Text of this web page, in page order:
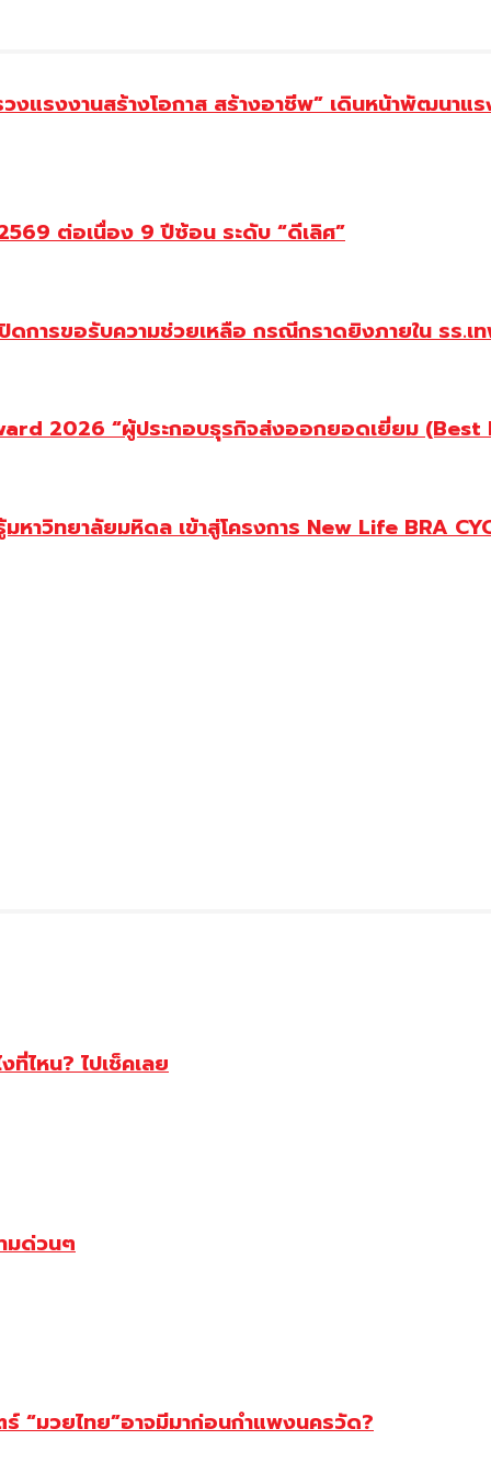
แรงงานสร้างโอกาส สร้างอาชีพ” เดินหน้าพัฒนาแร
ต่อเนื่อง 9 ปีซ้อน ระดับ “ดีเลิศ”
การขอรับความช่วยเหลือ กรณีกราดยิงภายใน รร.
2026 “ผู้ประกอบธุรกิจส่งออกยอดเยี่ยม
าวิทยาลัยมหิดล เข้าสู่โครงการ New Life BRA
ที่ไหน? ไปเช็คเลย
มด่วนๆ
“มวยไทย”อาจมีมาก่อนกำแพงนครวัด?